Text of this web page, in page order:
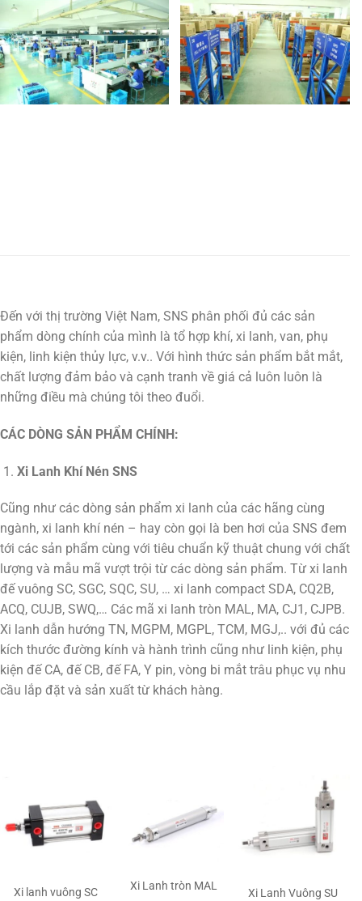
Đến với thị trường Việt Nam, SNS phân phối đủ các sản
phẩm dòng chính của mình là tổ hợp khí, xi lanh, van, phụ
kiện, linh kiện thủy lực, v.v.. Với hình thức sản phẩm bắt mắt,
chất lượng đảm bảo và cạnh tranh về giá cả luôn luôn là
những điều mà chúng tôi theo đuổi.
CÁC DÒNG SẢN PHẨM CHÍNH:
Xi Lanh Khí Nén SNS
Cũng như các dòng sản phẩm xi lanh của các hãng cùng
ngành, xi lanh khí nén – hay còn gọi là ben hơi của SNS đem
tới các sản phẩm cùng với tiêu chuẩn kỹ thuật chung với chất
lượng và mẫu mã vượt trội từ các dòng sản phẩm. Từ xi lanh
đế vuông SC, SGC, SQC, SU, … xi lanh compact SDA, CQ2B,
ACQ, CUJB, SWQ,… Các mã xi lanh tròn MAL, MA, CJ1, CJPB.
Xi lanh dẫn hướng TN, MGPM, MGPL, TCM, MGJ,.. với đủ các
kích thước đường kính và hành trình cũng như linh kiện, phụ
kiện đế CA, đế CB, đế FA, Y pin, vòng bi mắt trâu phục vụ nhu
cầu lắp đặt và sản xuất từ khách hàng.
Xi lanh vuông SC Xi Lanh tròn MAL
Xi Lanh Vuông SU